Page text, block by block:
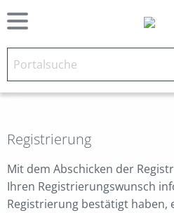
Registrierung
Mit dem Abschicken der
Ihren Registrierungswunsch
Registrierung bestätigt haben,